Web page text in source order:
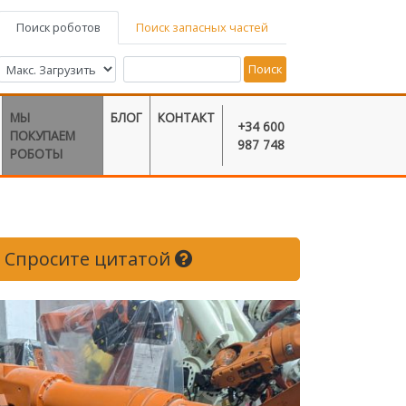
Поиск роботов Поиск запасных частей
Поиск
МЫ
ПОКУПАЕМ
РОБОТЫ
БЛОГ КОНТАКТ
+34 600
987 748
Спросите цитатой